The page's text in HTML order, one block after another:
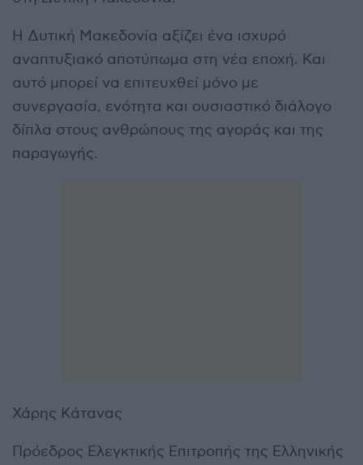
Η Δυτική Μακεδονία αξίζει ένα ισχυρό
αναπτυξιακό αποτύπωμα στη νέα εποχή. Και
αυτό μπορεί να επιτευχθεί μόνο με
συνεργασία, ενότητα και ουσιαστικό διάλογο
δίπλα στους ανθρώπους της αγοράς και της
παραγωγής.
Χάρης Κάτανας
Πρόεδρος Ελεγκτικής Επιτροπής της Ελληνικής